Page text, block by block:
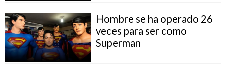
Hombre se ha operado 26
veces para ser como
Superman